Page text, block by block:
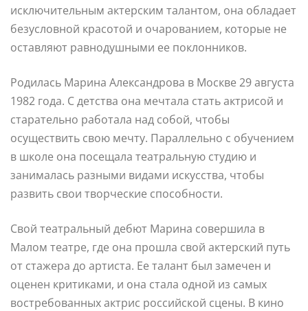
исключительным актерским талантом, она обладает
безусловной красотой и очарованием, которые не
оставляют равнодушными ее поклонников.
Родилась Марина Александрова в Москве 29 августа
1982 года. С детства она мечтала стать актрисой и
старательно работала над собой, чтобы
осуществить свою мечту. Параллельно с обучением
в школе она посещала театральную студию и
занималась разными видами искусства, чтобы
развить свои творческие способности.
Свой театральный дебют Марина совершила в
Малом театре, где она прошла свой актерский путь
от стажера до артиста. Ее талант был замечен и
оценен критиками, и она стала одной из самых
востребованных актрис российской сцены. В кино